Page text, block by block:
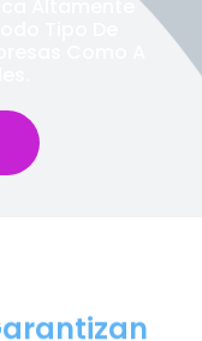
Altamente
Tipo De
Como A